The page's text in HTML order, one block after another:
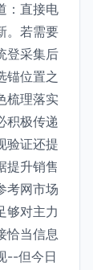
：直接电
。若需要
登采集后
锚位置之
梳理落实
积极传递
验证还提
提升销售
考网市场
够对主力
恰当信息
--但今日